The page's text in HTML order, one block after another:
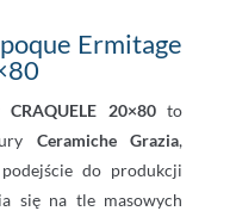
Ermitage
20×80to
Ceramiche Grazia,
do produkcji
się na tle masowych